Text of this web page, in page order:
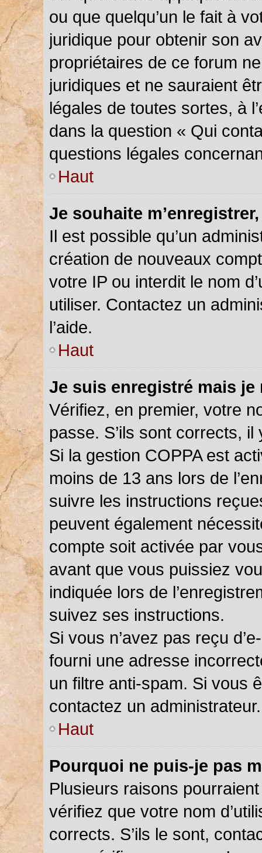
ou que quelqu’un le fait à
juridique pour obtenir son
propriétaires de ce forum
juridiques et ne sauraient
légales de toutes sortes, à
dans la question « Qui
questions légales
Haut
Je souhaite
Il est possible qu’un
création de nouveaux
votre IP ou interdit le nom
utiliser. Contactez un
l’aide.
Haut
Je suis enregistré mais
Vérifiez, en premier, votre
passe. S’ils sont corrects,
Si la gestion COPPA est
moins de 13 ans lors de
suivre les instructions
peuvent également
compte soit activée par
avant que vous puissiez
indiquée lors de
suivez ses instructions.
Si vous n’avez pas reçu
fourni une adresse
un filtre anti-spam. Si vous
contactez un administrateur.
Haut
Pourquoi ne puis-je pas
Plusieurs raisons
vérifiez que votre nom
corrects. S’ils le sont,